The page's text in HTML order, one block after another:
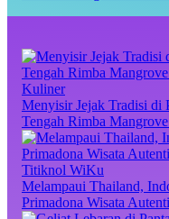
Kuliner
Menyisir Jejak Tradisi di
Tengah Rimba Mangrove
Titiknol WiKu
Melampaui Thailand,
Primadona Wisata